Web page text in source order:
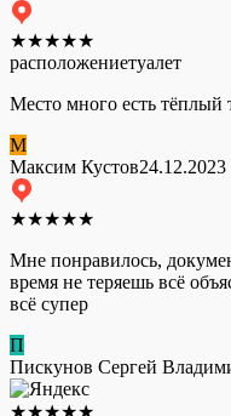
★★★★★
расположениетуалет
Место много есть тёплый
М
Максим Кустов24.12.2023
★★★★★
Мне понравилось,
время не теряешь всё
всё супер
П
Пискунов Сергей
★★★★★